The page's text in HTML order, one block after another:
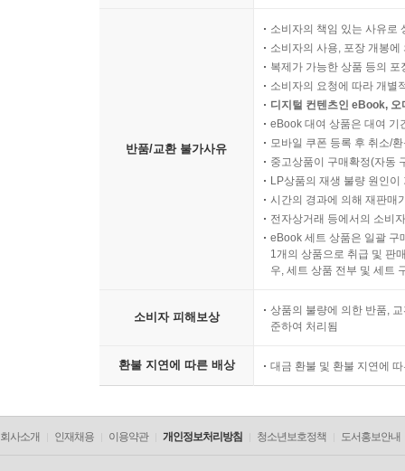
반품/교환 불가사유
소비자의 책임 있는 사유로
소비자의 사용, 포장 개봉
복제가 가능한 상품 등의
소비자의 요청에 따라 개별
디지털 컨텐츠인 eBook,
eBook 대여 상품은 대여 기
모바일 쿠폰 등록 후 취소/
중고상품이 구매확정(자동
LP상품의 재생 불량 원인
시간의 경과에 의해 재판매
전자상거래 등에서의 소비
eBook 세트 상품은 일괄 구
1개의 상품으로 취급 및 판
우, 세트 상품 전부 및 세트
소비자 피해보상
상품의 불량에 의한 반품,
준하여 처리됨
환불 지연에 따른 배상 대금 환불 및 환불 지연에
회사소개 인재채용 이용약관 개인정보처리방침 청소년보호정책 도서홍보안내